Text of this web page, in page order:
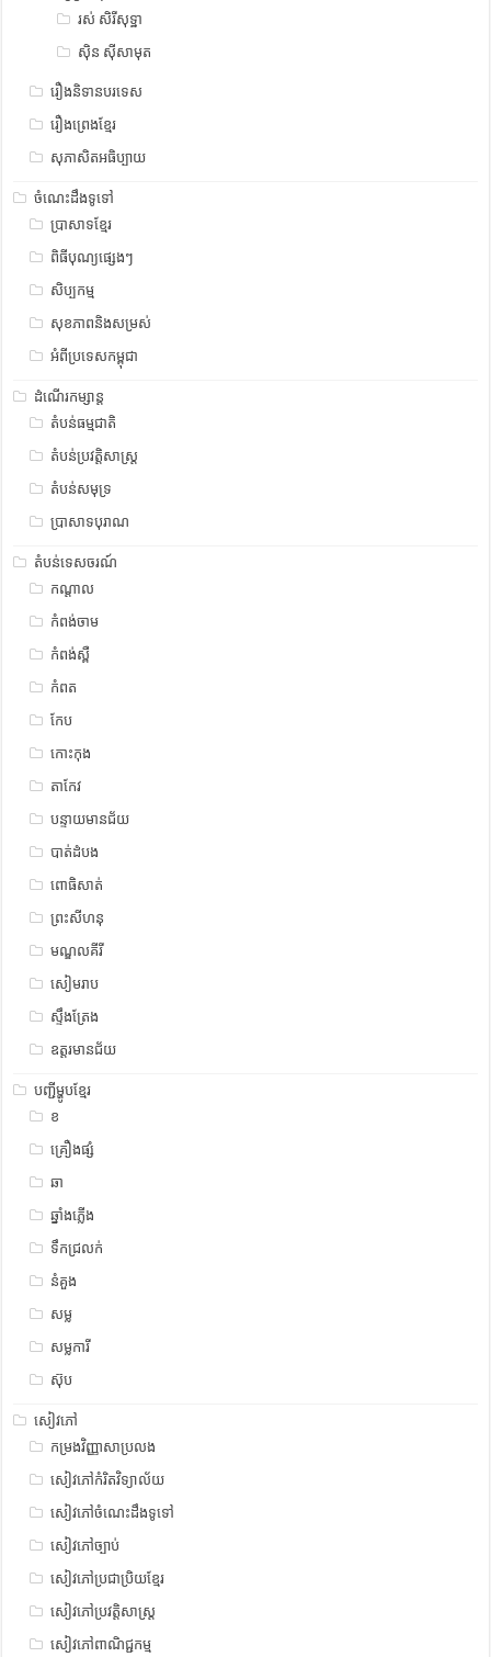
រស់ សិរីសុទ្ឋា
ស៊ិន ស៊ីសាមុត
រឿងនិទានបរទេស
រឿងព្រេងខ្មែរ
សុភាសិតអធិប្បាយ
ចំណេះដឹងទូទៅ
ប្រាសាទខ្មែរ
ពិធីបុណ្យផ្សេងៗ
សិប្បកម្ម
សុខភាពនិងសម្រស់
អំពីប្រទេសកម្ពុជា
ដំណើរកម្សាន្ត
តំបន់ធម្មជាតិ
តំបន់ប្រវត្តិសាស្រ្ត
តំបន់សមុទ្រ
ប្រាសាទបុរាណ
តំបន់ទេសចរណ៍
កណ្តាល
កំពង់ចាម
កំពង់ស្ពឺ
កំពត
កែប
កោះកុង
តាកែវ
បន្ទាយមានជ័យ
បាត់ដំបង
ពោធិសាត់
ព្រះសីហនុ
មណ្ឌលគីរី
សៀមរាប
ស្ទឹង​​ត្រែង
ឧត្ដរមានជ័យ
បញ្ជីម្ហូបខ្មែរ
ខ
គ្រឿងផ្សំ
ឆា
ឆ្នាំងភ្លើង
ទឹកជ្រលក់
នំគួង
សម្ល
សម្លការី
ស៊ុប
សៀវភៅ
កម្រងវិញ្ញាសាប្រលង
សៀវភៅកំរិតវិទ្យាល័យ
សៀវភៅចំណេះដឹងទូទៅ
សៀវភៅច្បាប់
សៀវភៅប្រជាប្រិយខ្មែរ
សៀវភៅប្រវត្តិសាស្រ្ត
សៀវភៅពាណិជ្ជកម្ម